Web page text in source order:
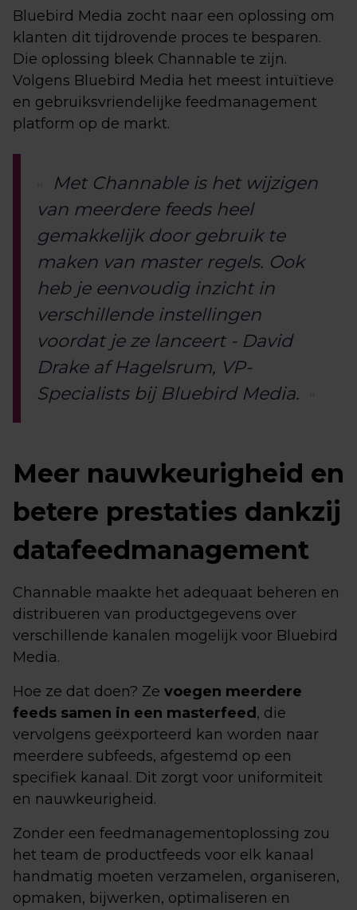
Bluebird Media zocht naar een oplossing om
klanten dit tijdrovende proces te besparen.
Die oplossing bleek Channable te zijn.
Volgens Bluebird Media het meest intuïtieve
en gebruiksvriendelijke feedmanagement
platform op de markt.
Met Channable is het wijzigen
van meerdere feeds heel
gemakkelijk door gebruik te
maken van master regels. Ook
heb je eenvoudig inzicht in
verschillende instellingen
voordat je ze lanceert - David
Drake af Hagelsrum, VP-
Specialists bij Bluebird Media.
Meer nauwkeurigheid en
betere prestaties dankzij
datafeedmanagement
Channable maakte het adequaat beheren en
distribueren van productgegevens over
verschillende kanalen mogelijk voor Bluebird
Media.
Hoe ze dat doen? Ze voegen meerdere
feeds samen in een masterfeed , die
vervolgens geëxporteerd kan worden naar
meerdere subfeeds, afgestemd op een
specifiek kanaal. Dit zorgt voor uniformiteit
en nauwkeurigheid.
Zonder een feedmanagementoplossing zou
het team de productfeeds voor elk kanaal
handmatig moeten verzamelen, organiseren,
opmaken, bijwerken, optimaliseren en